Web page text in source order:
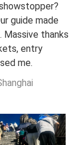
guide made
thanks
entry
me.